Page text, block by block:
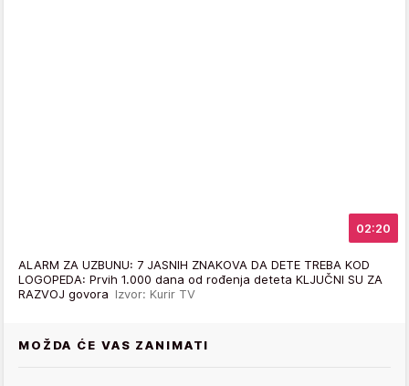
02:20
ALARM ZA UZBUNU: 7 JASNIH ZNAKOVA DA DETE TREBA KOD
LOGOPEDA: Prvih 1.000 dana od rođenja deteta KLJUČNI SU ZA
RAZVOJ govora Izvor: Kurir TV
MOŽDA ĆE VAS ZANIMATI